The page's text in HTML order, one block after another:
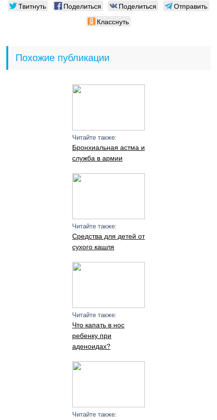
Твитнуть Поделиться Поделиться
Отправить
Класснуть
Похожие публикации
Читайте также:
Бронхиальная астма и
служба в армии
Читайте также:
Средства для детей от
сухого кашля
Читайте также:
Что капать в нос
ребенку при
аденоидах?
Читайте также: